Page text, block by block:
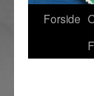
Forside